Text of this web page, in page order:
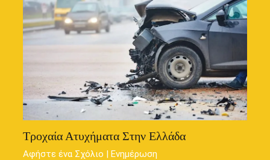
Τροχαία Ατυχήματα Στην Ελλάδα
Αφήστε ένα Σχόλιο |Ενημέρωση